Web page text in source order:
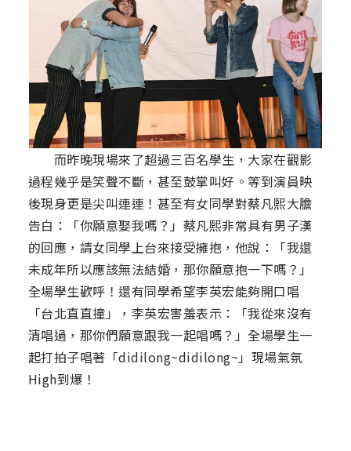
而昨晚現場來了超過三百名學生，大家在觀影
過程幾乎是笑聲不斷，甚至鼓掌叫好。等到演員映
後現身更是尖叫連連！甚至有女同學對蔡凡熙大膽
告白：「你願意娶我嗎？」蔡凡熙非常具有男子漢
的回應，請女同學上台來接受擁抱，他說：「我還
未成年所以應該無法結婚，那你願意抱一下嗎？」
全場學生歡呼！還有同學希望李英宏能夠開口唱
「台北直直撞」，李英宏害羞表示：「我從來沒有
清唱過，那你們願意跟我一起唱嗎？」全場學生一
起打拍子唱著「didilong~didilong~」現場氣氛
High到爆！